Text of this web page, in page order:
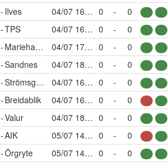
-Ilves 04/07 16:00 0 -
0
-TPS 04/07 16:00 0 -
0
- Mariehamn 04/07 17:00 0 -
0
-Sandnes 04/07 18:00 0 -
0
- Strömsgodset 04/07 16:00 0 -
0
-Breidablik 04/07 16:00 0 -
0
-Valur 04/07 18:00 0 -
0
-AIK 05/07 14:00 0 -
0
-Örgryte 05/07 14:00 0 -
0